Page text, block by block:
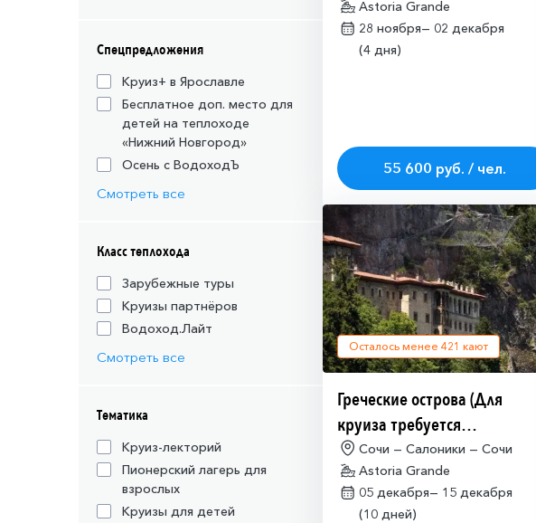
Спецпредложения
Круиз+ в Ярославле
Бесплатное доп. место для
детей на теплоходе
«Нижний Новгород»
Осень с ВодоходЪ
Смотреть все
Класс теплохода
Зарубежные туры
Круизы партнёров
Водоход.Лайт
Смотреть все
Тематика
Круиз-лекторий
Пионерский лагерь для
взрослых
Круизы для детей
Astoria Grande
28 ноября— 02 декабря
(4 дня)
55 600 руб. / чел.
Осталось менее 421 кают
Греческие острова (Для
круиза требуется
действующая многократная
шенгенская виза)
Сочи — Салоники — Сочи
Astoria Grande
05 декабря— 15 декабря
(10 дней)